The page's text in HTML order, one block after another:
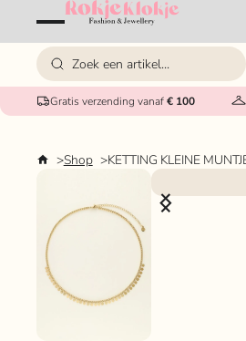
Gratis verzending vanaf€ 100
Shop